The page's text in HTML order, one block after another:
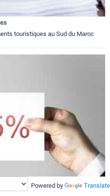
touristiques au Sud du Maroc
Powered by Translate